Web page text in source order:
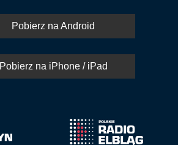
Pobierz na Android
Pobierz na iPhone / iPad